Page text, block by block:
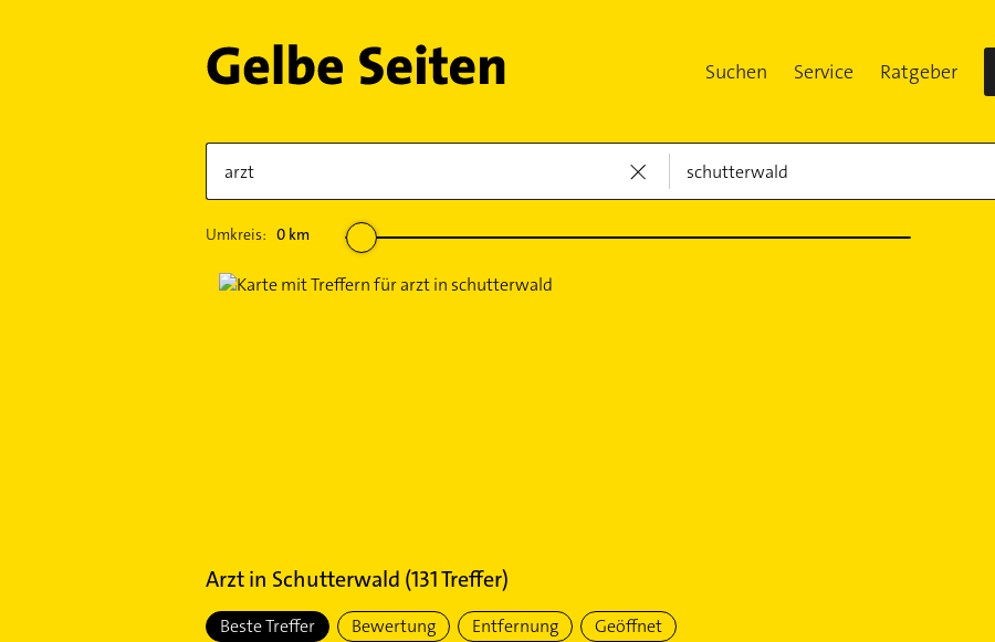
Suchen Service Ratgeber
Umkreis: 0km
Arztin Schutterwald (131Treffer)
Beste Treffer Bewertung Entfernung Geöffnet